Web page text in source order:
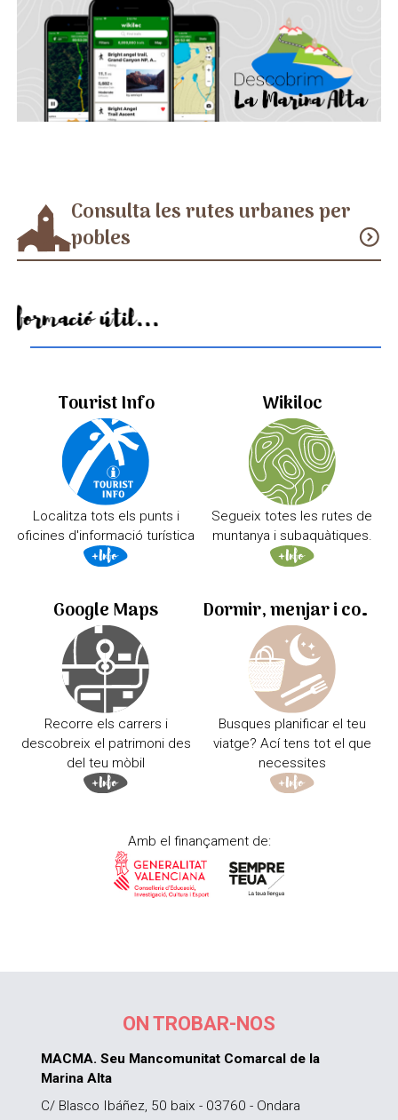
Consulta les rutes urbanes per
pobles
expand_circle_down
Informació útil...
Tourist Info
Localitza tots els punts i
oficines d'informació turística
Wikiloc
Segueix totes les rutes de
muntanya i subaquàtiques.
Google Maps
Recorre els carrers i
descobreix el patrimoni des
del teu mòbil
Dormir, menjar i comprar
Busques planificar el teu
viatge? Ací tens tot el que
necessites
Amb el finançament de:
ON TROBAR-NOS
MACMA. Seu Mancomunitat Comarcal de la
Marina Alta
C/ Blasco Ibáñez, 50 baix - 03760 - Ondara